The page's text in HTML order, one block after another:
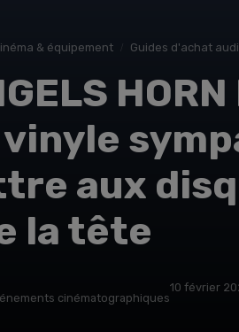
& équipement Guides d'achat
aux
la tête
cinématographiques
10 février